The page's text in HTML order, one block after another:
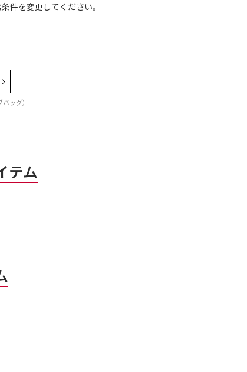
件を変更してください。
ッグ）
テム